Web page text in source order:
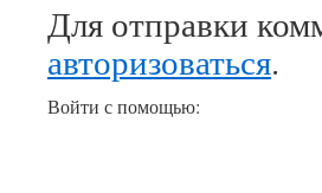
Для отправки
авторизоваться.
Войти с помощью: